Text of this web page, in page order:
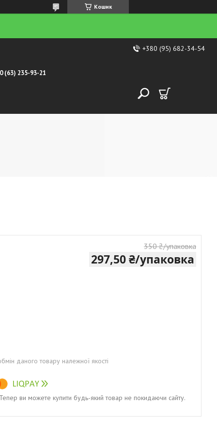
Кошик
+380 (95) 682-34-54
(63) 235-93-21
350 ₴/упаковка
297,50 ₴/упаковка
даного товару належної якості
Тепер ви можете купити будь-який товар не покидаючи сайту.